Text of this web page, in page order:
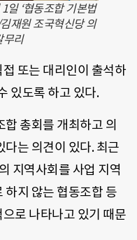
일 ‘협동조합 기본법
재원 조국혁신당 의
무리
또는 대리인이 출석하
있도록 하고 있다.
총회를 개최하고 의
는 의견이 있다. 최근
지역사회를 사업 지역
하지 않는 협동조합 등
로 나타나고 있기 때문